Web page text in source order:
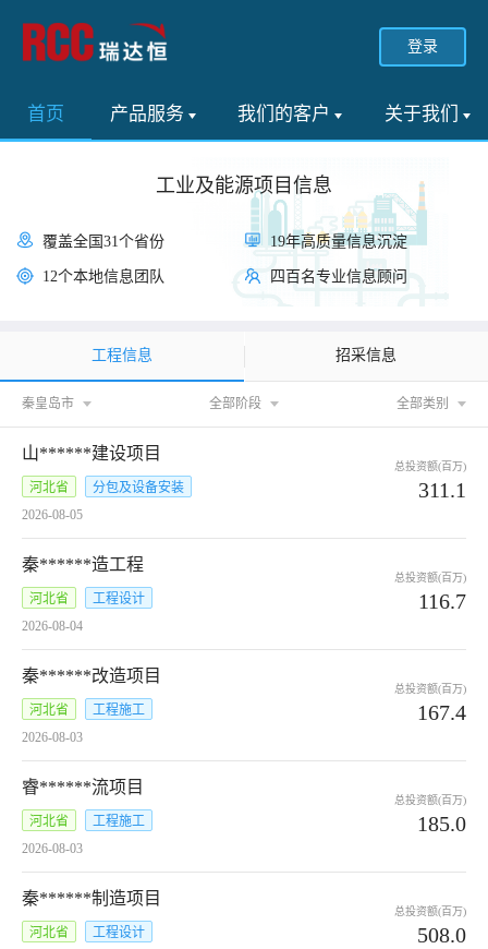
登录
首页 产品服务 我们的客户 关于我们
工业及能源项目信息
覆盖全国31个省份
12个本地信息团队
19年高质量信息沉淀
四百名专业信息顾问
工程信息 招采信息
秦皇岛市 全部阶段 全部类别
山******建设项目
河北省
分包及设备安装
2026-08-05
总投资额(百万)
311.1
秦******造工程
河北省
工程设计
2026-08-04
总投资额(百万)
116.7
秦******改造项目
河北省
工程施工
2026-08-03
总投资额(百万)
167.4
睿******流项目
河北省
工程施工
2026-08-03
总投资额(百万)
185.0
秦******制造项目
河北省
工程设计
总投资额(百万)
508.0